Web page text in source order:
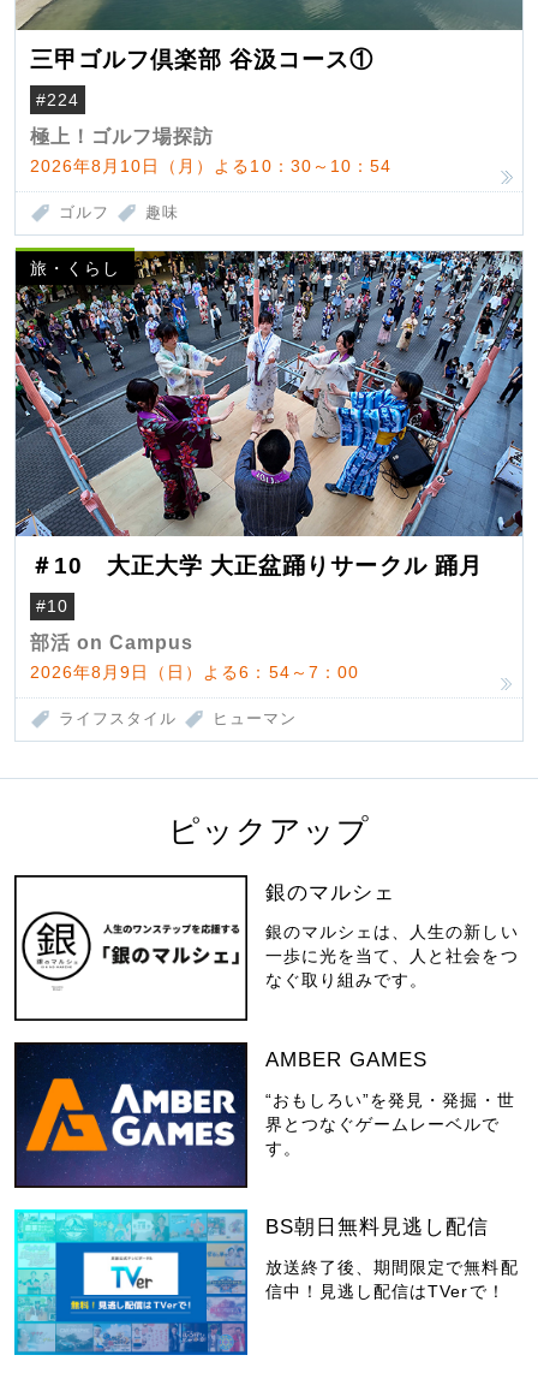
三甲ゴルフ倶楽部 谷汲コース①
#224
極上！ゴルフ場探訪
2026年8月10日（月）よる10：30～10：54
ゴルフ 趣味
旅・くらし
＃10 大正大学 大正盆踊りサークル 踊月
#10
部活 on Campus
2026年8月9日（日）よる6：54～7：00
ライフスタイル ヒューマン
ピックアップ
銀のマルシェ
銀のマルシェは、人生の新しい
一歩に光を当て、人と社会をつ
なぐ取り組みです。
AMBER GAMES
“おもしろい”を発見・発掘・世
界とつなぐゲームレーベルで
す。
BS朝日無料見逃し配信
放送終了後、期間限定で無料配
信中！見逃し配信はTVerで！